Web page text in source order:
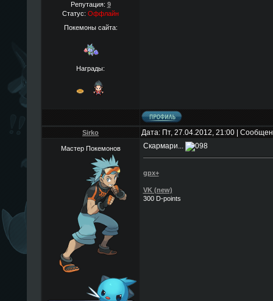
Репутация: 9
Статус: Оффлайн
Покемоны сайта:
Награды:
Sirko Дата: Пт, 27.04.2012, 21:00 |
Мастер Покемонов Скармари...
gpx+
VK (new)
300 D-points